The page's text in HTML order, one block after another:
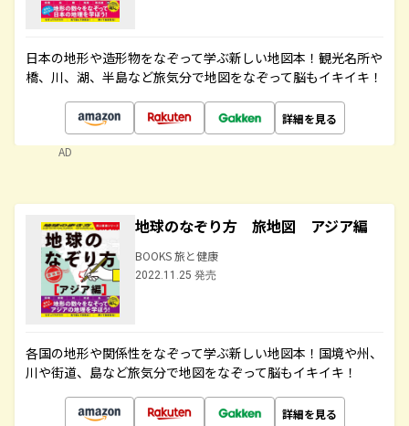
日本の地形や造形物をなぞって学ぶ新しい地図本！観光名所や
橋、川、湖、半島など旅気分で地図をなぞって脳もイキイキ！
詳細を見る
AD
地球のなぞり方 旅地図 アジア編
BOOKS 旅と健康
2022.11.25 発売
各国の地形や関係性をなぞって学ぶ新しい地図本！国境や州、
川や街道、島など旅気分で地図をなぞって脳もイキイキ！
詳細を見る